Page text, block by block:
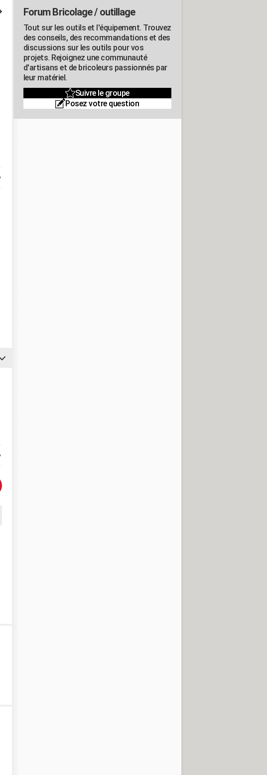
Forum Bricolage / outillage
Tout sur les outils et l'équipement. Trouvez
des conseils, des recommandations et des
discussions sur les outils pour vos
projets. Rejoignez une communauté
d'artisans et de bricoleurs passionnés par
leur matériel.
Suivre le groupe
Posez votre question